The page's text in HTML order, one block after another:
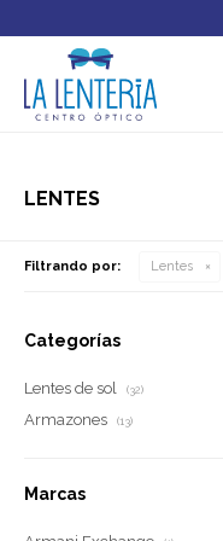
LENTES
Filtrando por: Lentes
Categorías
Lentes de sol (32)
Armazones (13)
Marcas